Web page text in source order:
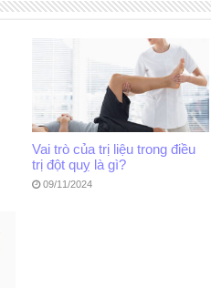
Vai trò của trị liệu trong điều
trị đột quỵ là gì?
09/11/2024